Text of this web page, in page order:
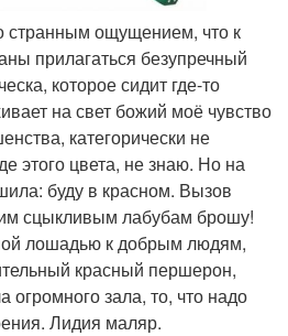
странным ощущением, что к
прилагаться безупречный
которое сидит где-то
на свет божий моё чувство
категорически не
этого цвета, не знаю. Но на
буду в красном. Вызов
сцыкливым лабубам брошу!
лошадью к добрым людям,
красный першерон,
огромного зала, то, что надо
Лидия маляр.